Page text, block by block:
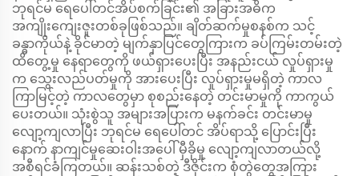
ဘုရင်မ ရေပေါ်တင်အိပ်စက်ခြင်း၏ အခြားအဓိက
အကျိုးကျေးဇူးတစ်ခုဖြစ်သည်။ ချိတ်ဆက်မှုစနစ်က သင့်
ခန္ဓာကိုယ်နဲ့ ခိုင်မာတဲ့ မျက်နှာပြင်တွေကြားက ခပ်ကြမ်းတမ်းတဲ့
ထိတွေ့မှု နေရာတွေကို ဖယ်ရှားပေးပြီး အနည်းငယ် လှုပ်ရှားမှု
က သွေးလည်ပတ်မှုကို အားပေးပြီး လှုပ်ရှားမှုမရှိတဲ့ ကာလ
ကြာမြင့်တဲ့ ကာလတွေမှာ စုစည်းနေတဲ့ တင်းမာမှုကို ကာကွယ်
ပေးတယ်။ သုံးစွဲသူ အများအပြားက မနက်ခင်း တင်းမာမှု
လျော့ကျလာပြီး ဘုရင်မ ရေပေါ်တင် အိပ်ရာသို့ ပြောင်းပြီး
နောက် နာကျင်မှုဆေးဝါးအပေါ် မှီခိုမှု လျော့ကျလာတယ်လို့
အစီရင်ခံကြတယ်။ ဆန်းသစ်တဲ့ ဒီဇိုင်းက စုံတွဲတွေအကြား